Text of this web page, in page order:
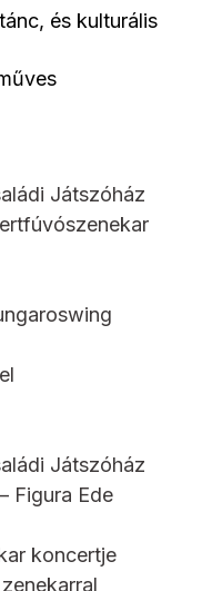
és kulturális
Játszóház
Játszóház
Figura Ede
koncertje